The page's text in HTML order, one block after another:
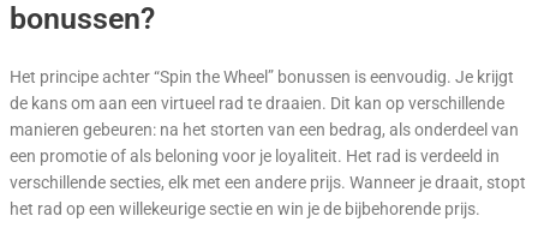
bonussen?
Het principe achter “Spin the Wheel” bonussen is eenvoudig. Je krijgt
de kans om aan een virtueel rad te draaien. Dit kan op verschillende
manieren gebeuren: na het storten van een bedrag, als onderdeel van
een promotie of als beloning voor je loyaliteit. Het rad is verdeeld in
verschillende secties, elk met een andere prijs. Wanneer je draait, stopt
het rad op een willekeurige sectie en win je de bijbehorende prijs.